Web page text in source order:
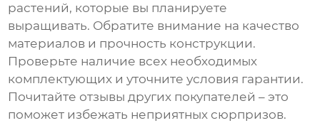
растений, которые вы планируете
выращивать. Обратите внимание на качество
материалов и прочность конструкции.
Проверьте наличие всех необходимых
комплектующих и уточните условия гарантии.
Почитайте отзывы других покупателей – это
поможет избежать неприятных сюрпризов.